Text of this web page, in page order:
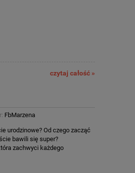
czytaj całość »
FbMarzena
urodzinowe? Od czego zacząć
bawili się super?
zachwyci każdego